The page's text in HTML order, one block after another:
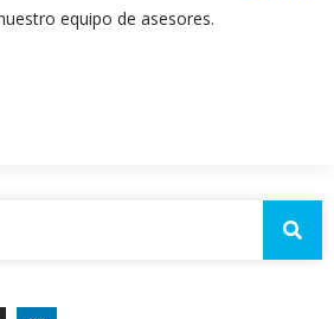
equipo de asesores.